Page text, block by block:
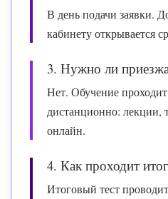
В день подачи заявки.
кабинету открывается
3. Нужно ли
Нет. Обучение
дистанционно: лекции,
онлайн.
4. Как проходит
Итоговый тест